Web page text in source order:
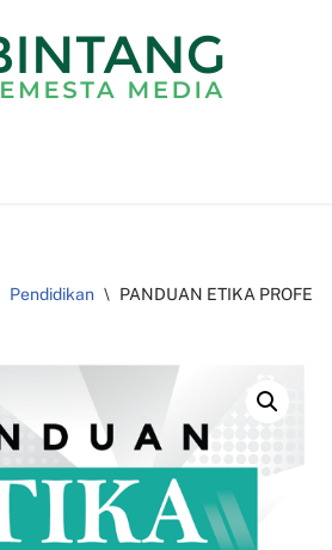
Pendidikan \ PANDUAN ETIKA PROFESI